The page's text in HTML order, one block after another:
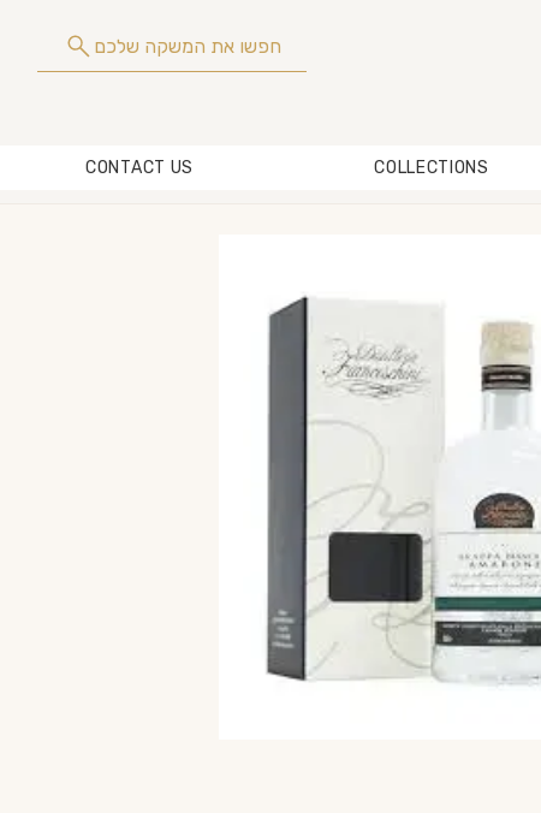
חפשו את המשקה שלכם
CONTACT US COLLECTIONS